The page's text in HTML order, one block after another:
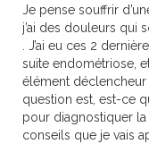
Je pense souffrir
j’ai des douleurs qui
. J’ai eu ces 2
suite endométriose,
élément déclencheur
question est, est-ce
pour diagnostiquer
conseils que je vais